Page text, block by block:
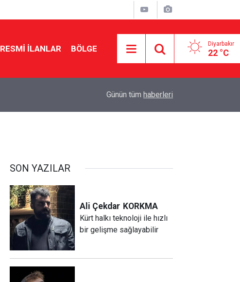
RESMI İLANLAR BÖLGE Diyarbakır
22 °C
Cumhurbaşkanı Erdoğan Suudi Arabistan’a
Günün tüm haberleri
SON YAZILAR
Ali Çekdar KORKMA
Kürt halkı teknoloji ile hızlı
bir gelişme sağlayabilir